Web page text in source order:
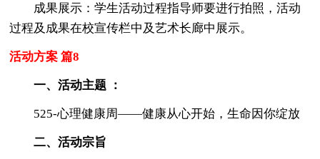
成果展示：学生活动过程指导师要进行拍照，活动
过程及成果在校宣传栏中及艺术长廊中展示。
活动方案 篇8
一、活动主题 ：
525-心理健康周——健康从心开始，生命因你绽放
二、活动宗旨